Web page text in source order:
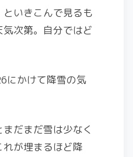
いきこんで見るも
次第。自分ではど
にかけて降雪の気
だまだ雪は少なく
が埋まるほど降